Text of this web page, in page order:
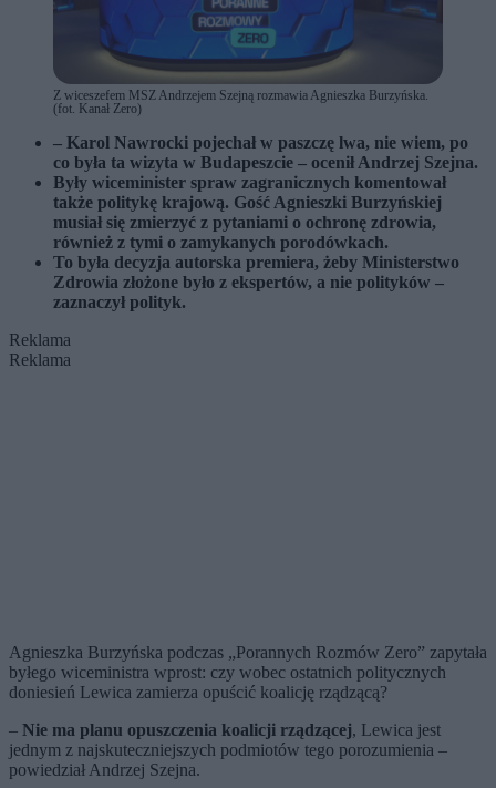
Z wiceszefem MSZ Andrzejem Szejną rozmawia Agnieszka Burzyńska.
(fot. Kanał Zero)
– Karol Nawrocki pojechał w paszczę lwa, nie wiem, po
co była ta wizyta w Budapeszcie – ocenił Andrzej Szejna.
Były wiceminister spraw zagranicznych komentował
także politykę krajową. Gość Agnieszki Burzyńskiej
musiał się zmierzyć z pytaniami o ochronę zdrowia,
również z tymi o zamykanych porodówkach.
To była decyzja autorska premiera, żeby Ministerstwo
Zdrowia złożone było z ekspertów, a nie polityków –
zaznaczył polityk.
Reklama
Reklama
Agnieszka Burzyńska podczas „Porannych Rozmów Zero” zapytała
byłego wiceministra wprost: czy wobec ostatnich politycznych
doniesień Lewica zamierza opuścić koalicję rządzącą?
– Nie ma planu opuszczenia koalicji rządzącej, Lewica jest
jednym z najskuteczniejszych podmiotów tego porozumienia –
powiedział Andrzej Szejna.